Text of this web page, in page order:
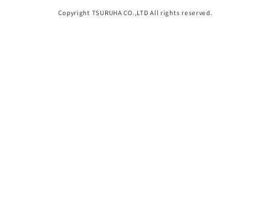
Copyright TSURUHA CO.,LTD All rights reserved.